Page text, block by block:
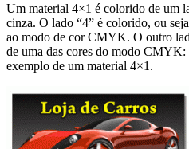
Um material 4×1 é colorido de um
cinza. O lado “4” é colorido, ou
ao modo de cor CMYK. O outro
de uma das cores do modo
exemplo de um material 4×1.